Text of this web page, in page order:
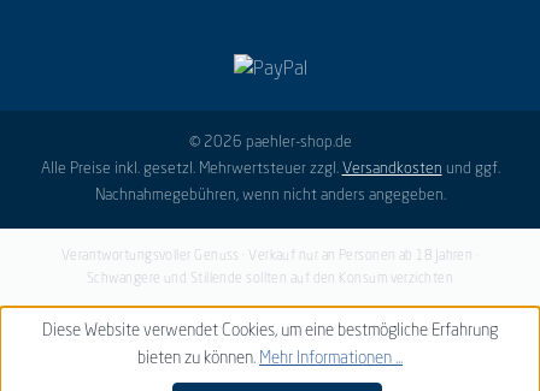
© 2026 paehler-shop.de
Alle Preise inkl. gesetzl. Mehrwertsteuer zzgl. Versandkosten und ggf.
Nachnahmegebühren, wenn nicht anders angegeben.
Verantwortungsvoller Genuss · Verkauf nur an Personen ab 18 Jahren ·
Schwangere und Stillende sollten auf den Konsum verzichten
Diese Website verwendet Cookies, um eine bestmögliche Erfahrung
bieten zu können. Mehr Informationen ...